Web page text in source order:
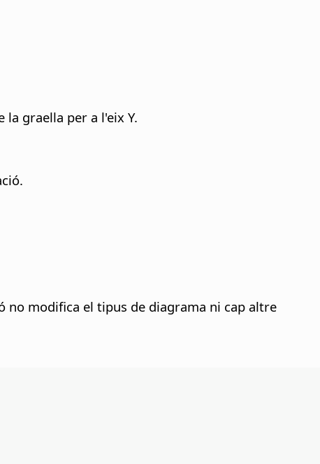
graella per a l'eix Y.
no modifica el tipus de diagrama ni cap altre